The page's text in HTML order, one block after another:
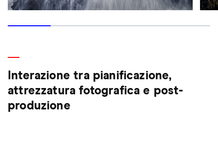
Interazione tra pianificazione,
attrezzatura fotografica e post-
produzione